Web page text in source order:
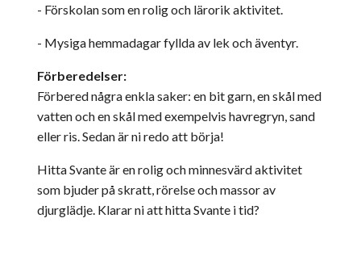
- Förskolan som en rolig och lärorik aktivitet.
- Mysiga hemmadagar fyllda av lek och äventyr.
Förberedelser:
Förbered några enkla saker: en bit garn, en skål med
vatten och en skål med exempelvis havregryn, sand
eller ris. Sedan är ni redo att börja!
Hitta Svante är en rolig och minnesvärd aktivitet
som bjuder på skratt, rörelse och massor av
djurglädje. Klarar ni att hitta Svante i tid?